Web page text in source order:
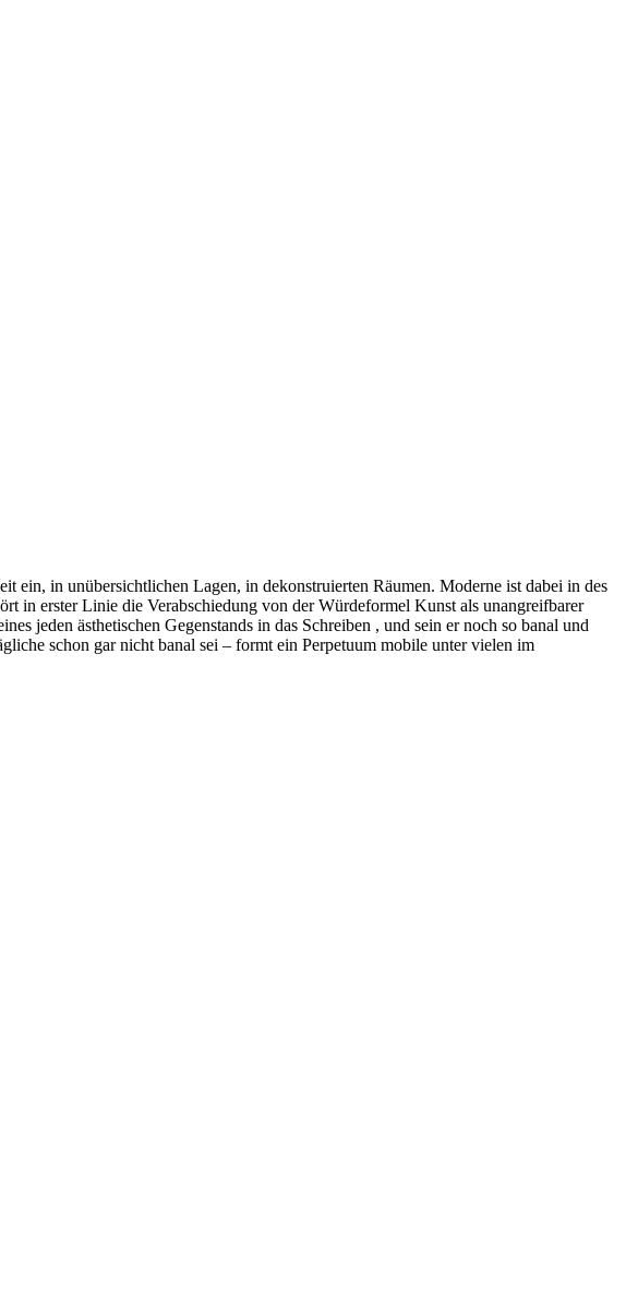
ein, in unübersichtlichen Lagen, in dekonstruierten Räumen. Moderne ist dabei in des
in erster Linie die Verabschiedung von der Würdeformel Kunst als unangreifbarer
jeden ästhetischen Gegenstands in das Schreiben , und sein er noch so banal und
schon gar nicht banal sei – formt ein Perpetuum mobile unter vielen im